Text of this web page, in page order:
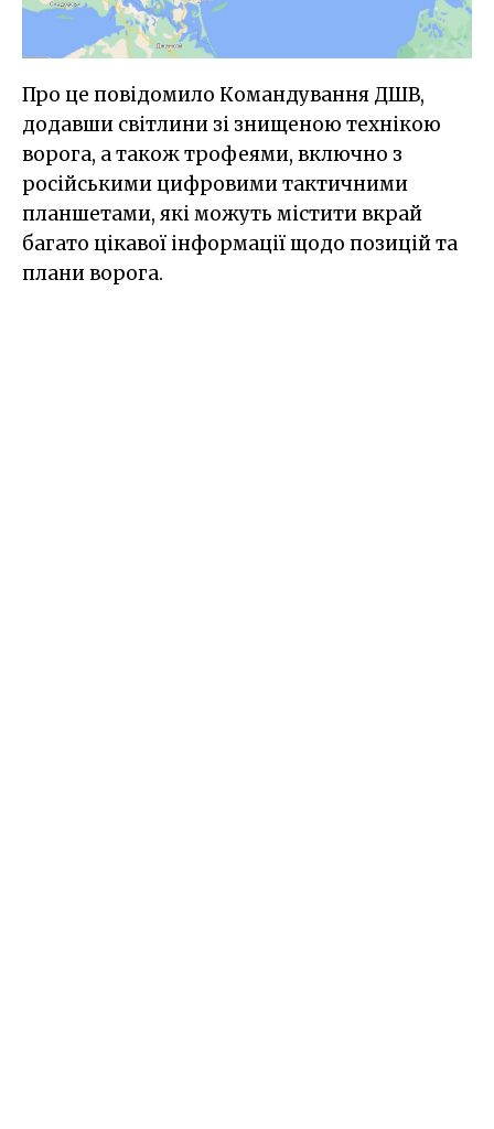
Про це повідомило Командування ДШВ,
додавши світлини зі знищеною технікою
ворога, а також трофеями, включно з
російськими цифровими тактичними
планшетами, які можуть містити вкрай
багато цікавої інформації щодо позицій та
плани ворога.